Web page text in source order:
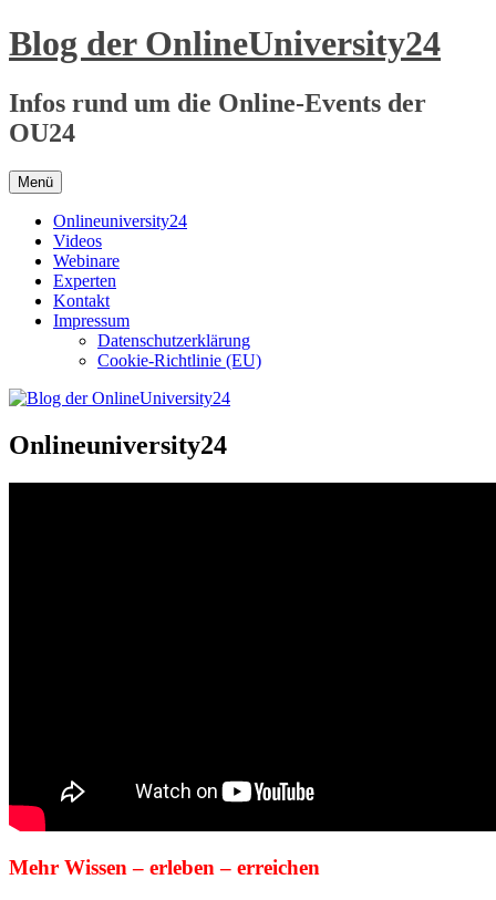
Zum
Inhalt
Blog der OnlineUniversity24
Infos rund um die Online-Events der
OU24
Menü
Onlineuniversity24
Videos
Webinare
Experten
Kontakt
Impressum
Datenschutzerklärung
Cookie-Richtlinie (EU)
Onlineuniversity24
Mehr Wissen – erleben – erreichen